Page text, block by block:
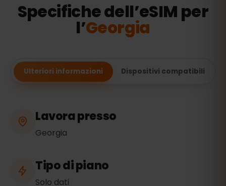
Specifiche dell’eSIM per
l’Georgia
Ulteriori informazioni Dispositivi compatibili
Lavora presso
Georgia
Tipo di piano
Solo dati